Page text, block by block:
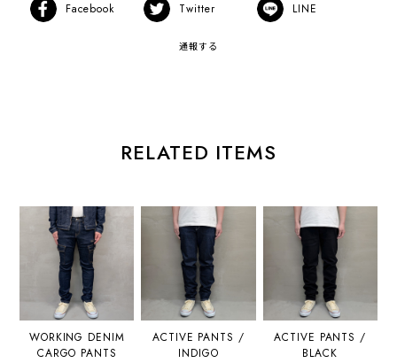
Facebook Twitter LINE
通報する
RELATED ITEMS
WORKING DENIM
CARGO PANTS
ACTIVE PANTS /
INDIGO
ACTIVE PANTS /
BLACK